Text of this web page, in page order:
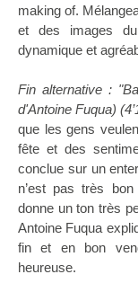
making of.
et des images
dynamique et
Fin alternative :
d'Antoine Fuqua)
que les gens
fête et des
conclue sur un
n’est pas très
donne un ton très
Antoine Fuqua
fin et en bon
heureuse.